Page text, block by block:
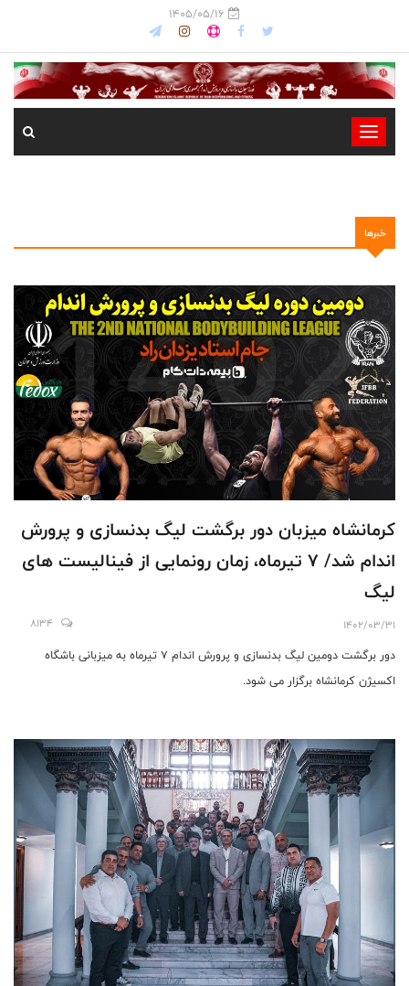
1405/05/16
-
-
-
-
خبرها
كرمانشاه ميزبان دور برگشت ليگ بدنسازى و پرورش
اندام شد/ ٧ تيرماه، زمان رونمايى از فيناليست هاى
ليگ
1402/03/31
8134
دور برگشت دومین لیگ بدنسازی و پرورش اندام ۷ تیرماه به میزبانی باشگاه
اکسیژن کرمانشاه برگزار می شود.